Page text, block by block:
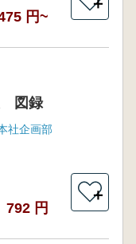
円~
図録
社企画部
792 円
＋